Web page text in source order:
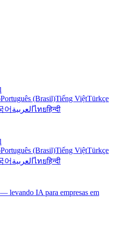
Português (Brasil)Tiếng ViệtTürkçe
어 العربيةไทยहिन्दी
Português (Brasil)Tiếng ViệtTürkçe
어 العربيةไทยहिन्दी
levando IA para empresas em